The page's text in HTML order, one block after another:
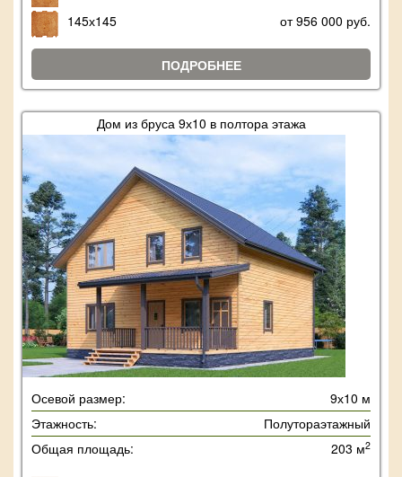
145х145
от 956 000 руб.
ПОДРОБНЕЕ
Дом из бруса 9х10 в полтора этажа
Осевой размер:
9х10 м
Этажность:
Полутораэтажный
Общая площадь:
203 м2